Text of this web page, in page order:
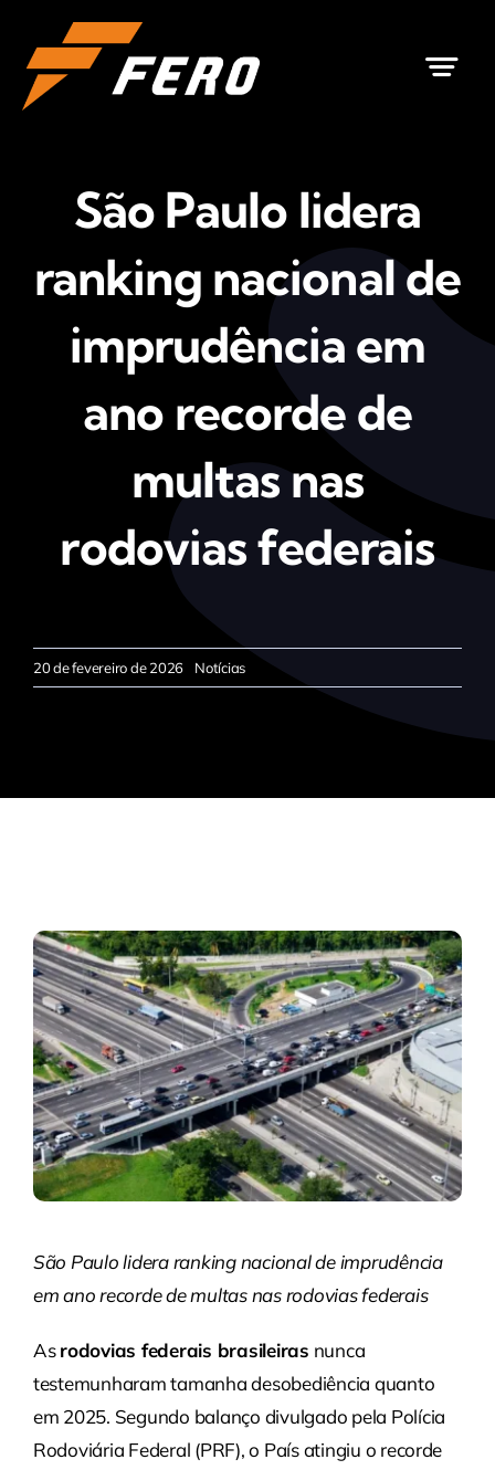
para
conteúdo
São Paulo lidera
ranking nacional de
imprudência em
ano recorde de
multas nas
rodovias federais
20 de fevereiro de 2026 Notícias
São Paulo lidera ranking nacional de imprudência
em ano recorde de multas nas rodovias federais
Asrodovias federais brasileiras nunca
testemunharam tamanha desobediência quanto
em 2025. Segundo balanço divulgado pela Polícia
Rodoviária Federal (PRF), o País atingiu o recorde